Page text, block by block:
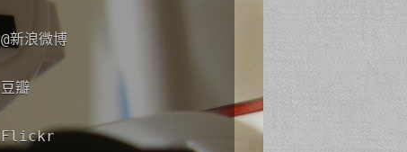
@新浪微博
豆瓣
Flickr
Number 的边界
可用性报告